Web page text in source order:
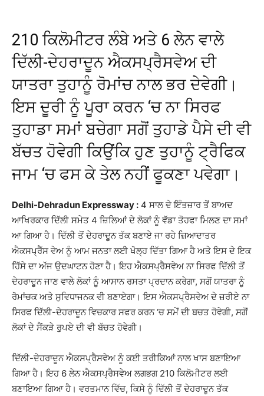
210 ਕਿਲੋਮੀਟਰ ਲੰਬੇ ਅਤੇ 6 ਲੇਨ ਵਾਲੇ
ਦਿੱਲੀ-ਦੇਹਰਾਦੂਨ ਐਕਸਪ੍ਰੈਸਵੇਅ ਦੀ
ਯਾਤਰਾ ਤੁਹਾਨੂੰ ਰੋਮਾਂਚ ਨਾਲ ਭਰ ਦੇਵੇਗੀ।
ਇਸ ਦੂਰੀ ਨੂੰ ਪੂਰਾ ਕਰਨ ‘ਚ ਨਾ ਸਿਰਫ
ਤੁਹਾਡਾ ਸਮਾਂ ਬਚੇਗਾ ਸਗੋਂ ਤੁਹਾਡੇ ਪੈਸੇ ਦੀ ਵੀ
ਬੱਚਤ ਹੋਵੇਗੀ ਕਿਉਂਕਿ ਹੁਣ ਤੁਹਾਨੂੰ ਟ੍ਰੈਫਿਕ
ਜਾਮ ‘ਚ ਫਸ ਕੇ ਤੇਲ ਨਹੀਂ ਫੂਕਣਾ ਪਵੇਗਾ।
Delhi-Dehradun Expressway : 4 ਸਾਲ ਦੇ ਇੰਤਜ਼ਾਰ ਤੋਂ ਬਾਅਦ
ਆਖਿਰਕਾਰ ਦਿੱਲੀ ਸਮੇਤ 4 ਜ਼ਿਲਿਆਂ ਦੇ ਲੋਕਾਂ ਨੂੰ ਵੱਡਾ ਤੋਹਫਾ ਮਿਲਣ ਦਾ ਸਮਾਂ
ਆ ਗਿਆ ਹੈ। ਦਿੱਲੀ ਤੋਂ ਦੇਹਰਾਦੂਨ ਤੱਕ ਬਣਾਏ ਜਾ ਰਹੇ ਜ਼ਿਆਦਾਤਰ
ਐਕਸਪ੍ਰੈੱਸ ਵੇਅ ਨੂੰ ਆਮ ਜਨਤਾ ਲਈ ਖੋਲ੍ਹ ਦਿੱਤਾ ਗਿਆ ਹੈ ਅਤੇ ਇਸ ਦੇ ਇਕ
ਹਿੱਸੇ ਦਾ ਅੱਜ ਉਦਘਾਟਨ ਹੋਣਾ ਹੈ। ਇਹ ਐਕਸਪ੍ਰੈਸਵੇਅ ਨਾ ਸਿਰਫ ਦਿੱਲੀ ਤੋਂ
ਦੇਹਰਾਦੂਨ ਜਾਣ ਵਾਲੇ ਲੋਕਾਂ ਨੂੰ ਆਸਾਨ ਰਸਤਾ ਪ੍ਰਦਾਨ ਕਰੇਗਾ, ਸਗੋਂ ਯਾਤਰਾ ਨੂੰ
ਰੋਮਾਂਚਕ ਅਤੇ ਸੁਵਿਧਾਜਨਕ ਵੀ ਬਣਾਏਗਾ। ਇਸ ਐਕਸਪ੍ਰੈਸਵੇਅ ਦੇ ਜ਼ਰੀਏ ਨਾ
ਸਿਰਫ ਦਿੱਲੀ-ਦੇਹਰਾਦੂਨ ਵਿਚਕਾਰ ਸਫਰ ਕਰਨ ‘ਚ ਸਮੇਂ ਦੀ ਬਚਤ ਹੋਵੇਗੀ, ਸਗੋਂ
ਲੋਕਾਂ ਦੇ ਸੈਂਕੜੇ ਰੁਪਏ ਦੀ ਵੀ ਬੱਚਤ ਹੋਵੇਗੀ।
ਦਿੱਲੀ-ਦੇਹਰਾਦੂਨ ਐਕਸਪ੍ਰੈਸਵੇਅ ਨੂੰ ਕਈ ਤਰੀਕਿਆਂ ਨਾਲ ਖਾਸ ਬਣਾਇਆ
ਗਿਆ ਹੈ। ਇਹ 6 ਲੇਨ ਐਕਸਪ੍ਰੈਸਵੇਅ ਲਗਭਗ 210 ਕਿਲੋਮੀਟਰ ਲਈ
ਬਣਾਇਆ ਗਿਆ ਹੈ। ਵਰਤਮਾਨ ਵਿੱਚ, ਕਿਸੇ ਨੂੰ ਦਿੱਲੀ ਤੋਂ ਦੇਹਰਾਦੂਨ ਤੱਕ